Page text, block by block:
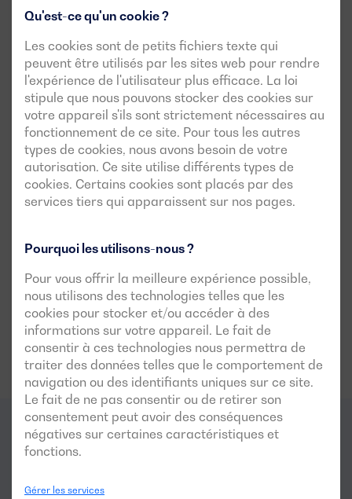
Qu'est-ce qu'un cookie ?
Les cookies sont de petits fichiers texte qui
peuvent être utilisés par les sites web pour rendre
l'expérience de l'utilisateur plus efficace. La loi
stipule que nous pouvons stocker des cookies sur
votre appareil s'ils sont strictement nécessaires au
fonctionnement de ce site. Pour tous les autres
types de cookies, nous avons besoin de votre
autorisation. Ce site utilise différents types de
cookies. Certains cookies sont placés par des
services tiers qui apparaissent sur nos pages.
Pourquoi les utilisons-nous ?
Pour vous offrir la meilleure expérience possible,
nous utilisons des technologies telles que les
cookies pour stocker et/ou accéder à des
informations sur votre appareil. Le fait de
consentir à ces technologies nous permettra de
traiter des données telles que le comportement de
navigation ou des identifiants uniques sur ce site.
Le fait de ne pas consentir ou de retirer son
consentement peut avoir des conséquences
négatives sur certaines caractéristiques et
fonctions.
Gérer les services
Pour quels
générateur est-il optimal?